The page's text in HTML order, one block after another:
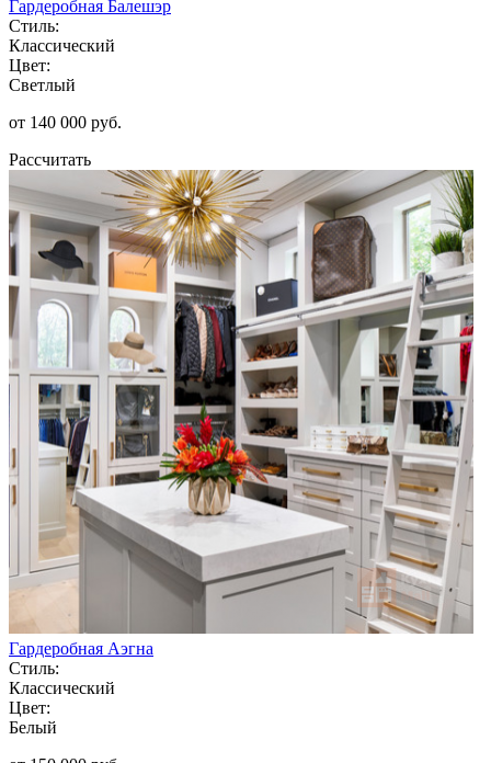
Гардеробная Балешэр
Стиль:
Классический
Цвет:
Светлый
от 140 000 руб.
Рассчитать
Гардеробная Аэгна
Стиль:
Классический
Цвет:
Белый